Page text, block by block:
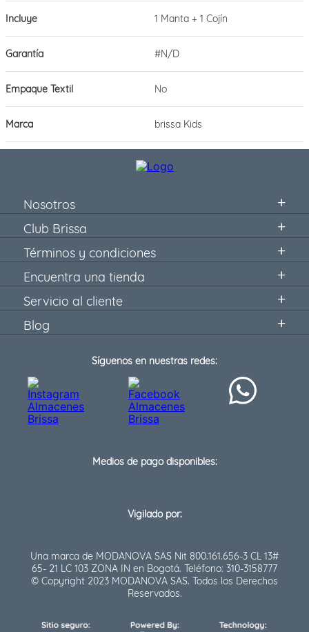
Incluye 1 Manta + 1 Cojín
Garantía #N/D
Empaque Textil No
Marca brissa Kids
Nosotros
Club Brissa
Términos y condiciones
Encuentra una tienda
Servicio al cliente
Blog
Síguenos en nuestras redes:
Medios de pago disponibles:
Vigilado por:
Una marca de MODANOVA SAS Nit 800.161.656-3 CL 13#
65- 21 LC 103 ZONA IN en Bogotá. Teléfono: 310-3158777
© Copyright 2023 MODANOVA SAS. Todos los Derechos
Reservados.